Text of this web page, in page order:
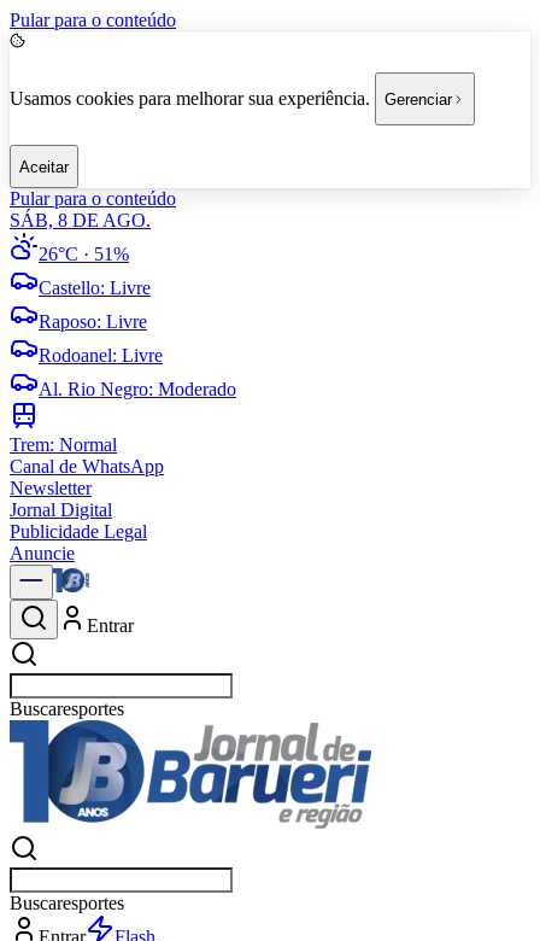
Pular para o conteúdo
Usamos cookies para melhorar sua experiência. Gerenciar
Aceitar
Pular para o conteúdo
SÁB, 8 DE AGO.
26°C · 51%
Castello: Livre
Raposo: Livre
Rodoanel: Livre
Al. Rio Negro: Moderado
Trem: Normal
Canal de WhatsApp
Newsletter
Jornal Digital
Publicidade Legal
Anuncie
Entrar
Buscarpolítica
Buscarpolítica
Entrar
Explorar